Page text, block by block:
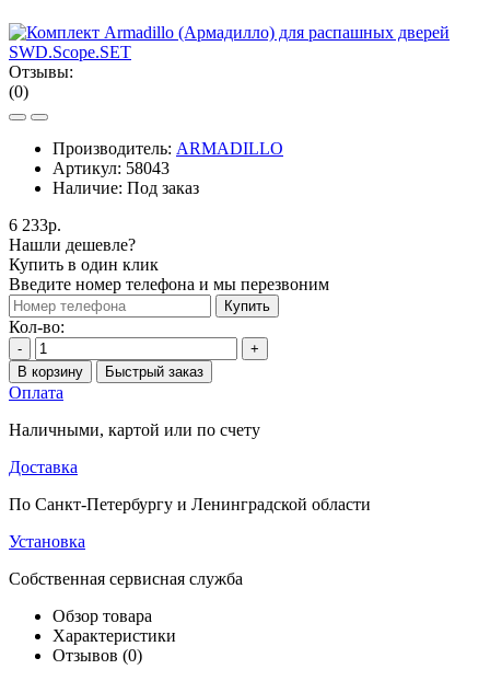
Отзывы:
(0)
Производитель: ARMADILLO
Артикул: 58043
Наличие: Под заказ
6 233р.
Нашли дешевле?
Купить в один клик
Введите номер телефона и мы перезвоним
Купить
Кол-во:
-
+
В корзину
Быстрый заказ
Оплата
Наличными, картой или по счету
Доставка
По Санкт-Петербургу и Ленинградской области
Установка
Собственная сервисная служба
Обзор товара
Характеристики
Отзывов (0)